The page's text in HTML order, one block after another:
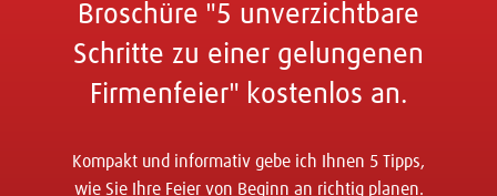
Broschüre "5 unverzichtbare
Schritte zu einer gelungenen
Firmenfeier" kostenlos an.
Kompakt und informativ gebe ich Ihnen 5 Tipps,
wie Sie Ihre Feier von Beginn an richtig planen.